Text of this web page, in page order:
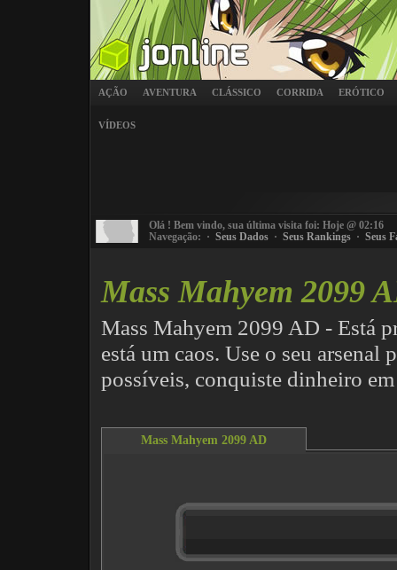
AÇÃO AVENTURA CLÁSSICO CORRIDA ERÓTICO
VÍDEOS
Olá ! Bem vindo, sua última visita foi: Hoje @ 02:16
Navegação: · Seus Dados · Seus Rankings · Seus
Mass Mahyem 2099
Mass Mahyem 2099 AD - Está
está um caos. Use o seu
possíveis, conquiste dinheiro
Mass Mahyem 2099 AD